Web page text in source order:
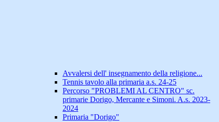
Avvalersi dell' insegnamento della religione...
Tennis tavolo alla primaria a.s. 24-25
Percorso "PROBLEMI AL CENTRO" sc.
primarie Dorigo, Mercante e Simoni. A.s. 2023-
2024
Primaria "Dorigo"